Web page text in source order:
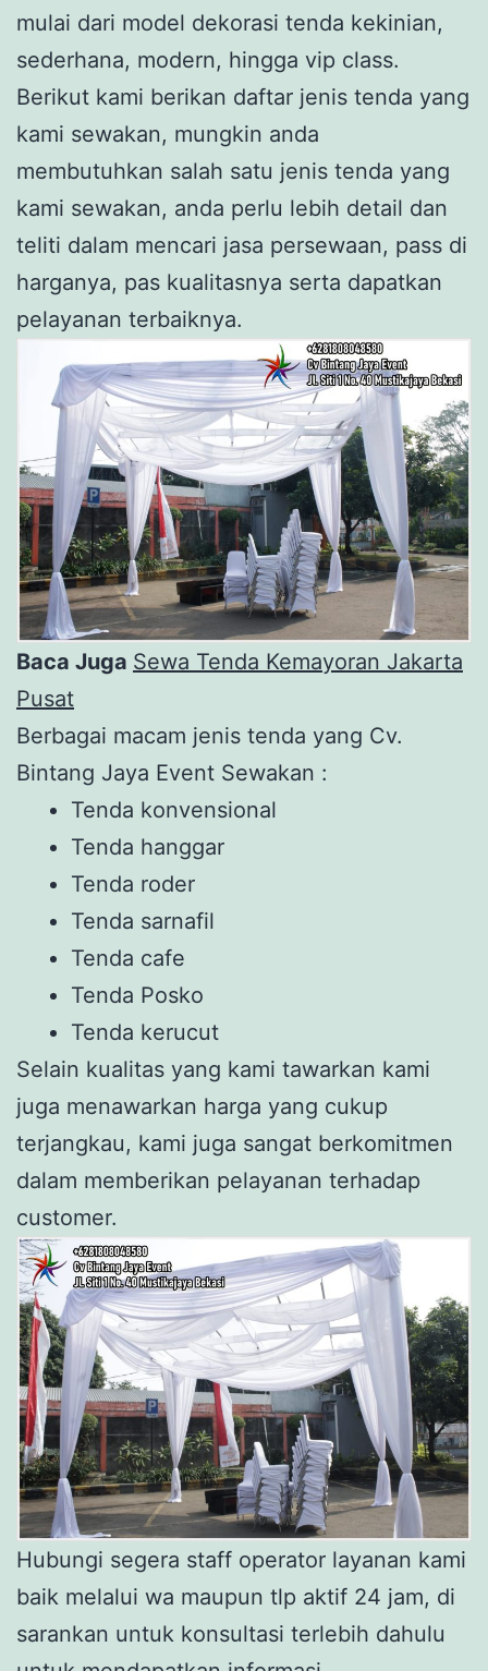
mulai dari model dekorasi tenda kekinian,
sederhana, modern, hingga vip class.
Berikut kami berikan daftar jenis tenda yang
kami sewakan, mungkin anda
membutuhkan salah satu jenis tenda yang
kami sewakan, anda perlu lebih detail dan
teliti dalam mencari jasa persewaan, pass di
harganya, pas kualitasnya serta dapatkan
pelayanan terbaiknya.
Baca Juga Sewa Tenda Kemayoran Jakarta
Pusat
Berbagai macam jenis tenda yang Cv.
Bintang Jaya Event Sewakan :
Tenda konvensional
Tenda hanggar
Tenda roder
Tenda sarnafil
Tenda cafe
Tenda Posko
Tenda kerucut
Selain kualitas yang kami tawarkan kami
juga menawarkan harga yang cukup
terjangkau, kami juga sangat berkomitmen
dalam memberikan pelayanan terhadap
customer.
Hubungi segera staff operator layanan kami
baik melalui wa maupun tlp aktif 24 jam, di
sarankan untuk konsultasi terlebih dahulu